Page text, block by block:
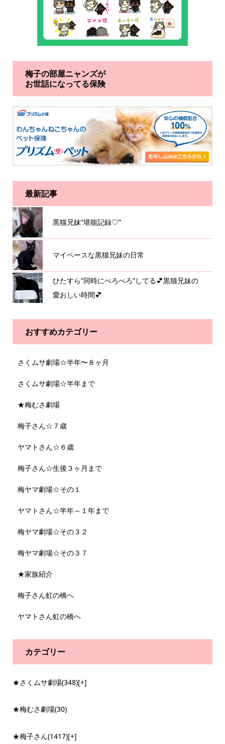
梅子の部屋ニャンズが
お世話になってる保険
最新記事
黒猫兄妹”堪能記録♡”
マイペースな黒猫兄妹の日常
ひたすら”同時にぺろぺろ”してる💕黒猫兄妹の
愛おしい時間💕
おすすめカテゴリー
さくムサ劇場☆半年〜８ヶ月
さくムサ劇場☆半年まで
★梅むさ劇場
梅子さん☆７歳
ヤマトさん☆６歳
梅子さん☆生後３ヶ月まで
梅ヤマ劇場☆その１
ヤマトさん☆半年～１年まで
梅ヤマ劇場☆その３２
梅ヤマ劇場☆その３７
★家族紹介
梅子さん虹の橋へ
ヤマトさん虹の橋へ
カテゴリー
★さくムサ劇場(348)[+]
★梅むさ劇場(30)
★梅子さん(1417)[+]